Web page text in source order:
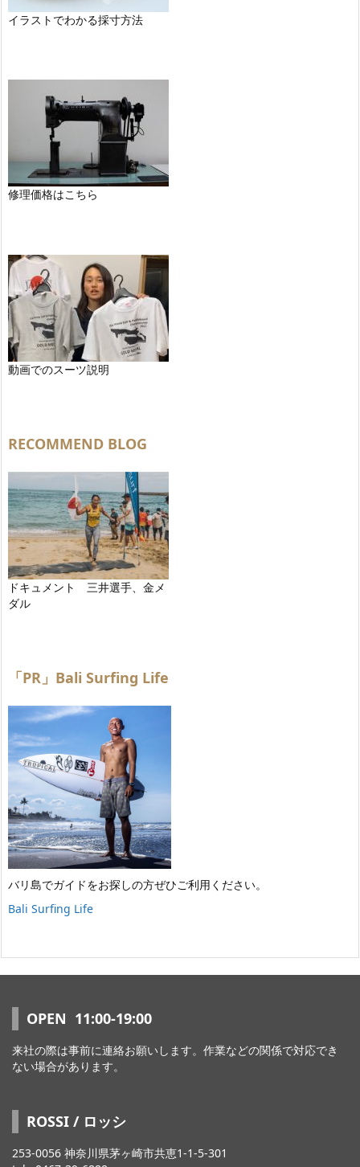
イラストでわかる採寸方法
修理価格はこちら
動画でのスーツ説明
RECOMMEND BLOG
ドキュメント 三井選手、金メ
ダル
「PR」Bali Surfing Life
バリ島でガイドをお探しの方ぜひご利用ください。
Bali Surfing Life
OPEN 11:00-19:00
来社の際は事前に連絡お願いします。作業などの関係で対応でき
ない場合があります。
ROSSI / ロッシ
253-0056 神奈川県茅ヶ崎市共恵1-1-5-301